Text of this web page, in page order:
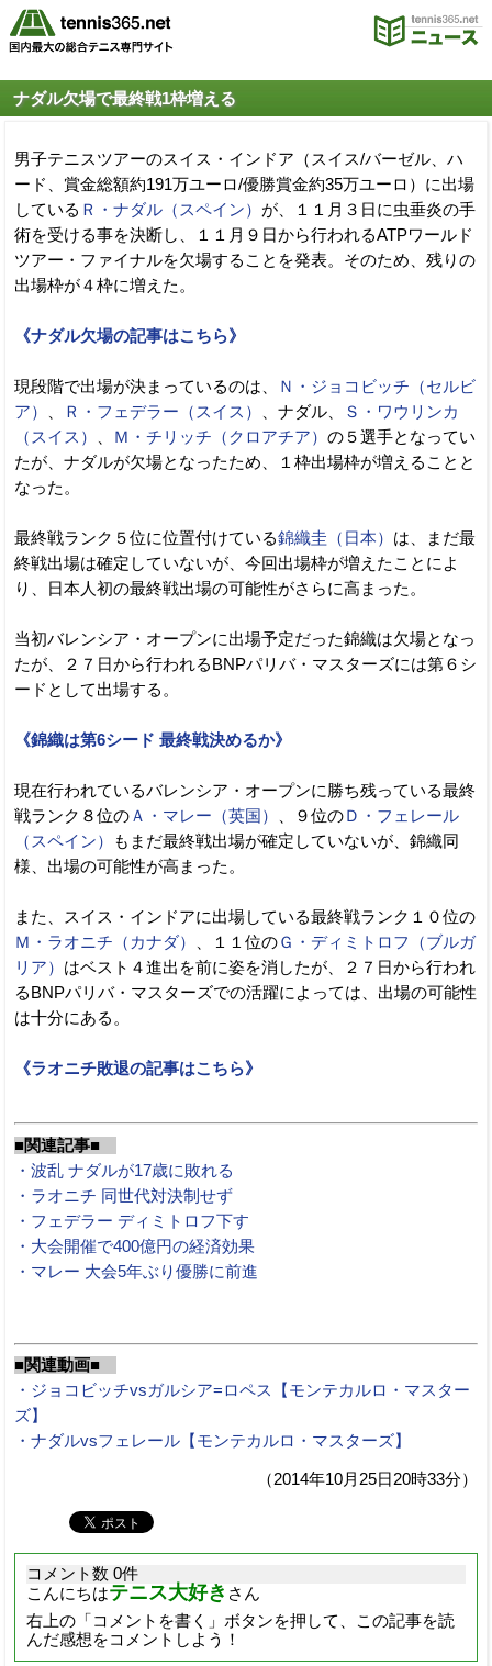
ナダル欠場で最終戦1枠増える
男子テニスツアーのスイス・インドア（スイス/バーゼル、ハ
ード、賞金総額約191万ユーロ/優勝賞金約35万ユーロ）に出場
している Ｒ・ナダル（スペイン） が、１１月３日に虫垂炎の手
術を受ける事を決断し、１１月９日から行われるATPワールド
ツアー・ファイナルを欠場することを発表。そのため、残りの
出場枠が４枠に増えた。
《ナダル欠場の記事はこちら》
現段階で出場が決まっているのは、
Ｎ・ジョコビッチ（セルビ
ア）
Ｒ・フェデラー（スイス） 、ナダル、
Ｓ・ワウリンカ
（スイス）
Ｍ・チリッチ（クロアチア） の５選手となってい
たが、ナダルが欠場となったため、１枠出場枠が増えることと
なった。
最終戦ランク５位に位置付けている錦織圭（日本） は、まだ最
終戦出場は確定していないが、今回出場枠が増えたことによ
り、日本人初の最終戦出場の可能性がさらに高まった。
当初バレンシア・オープンに出場予定だった錦織は欠場となっ
たが、２７日から行われるBNPパリバ・マスターズには第６シ
ードとして出場する。
《錦織は第6シード 最終戦決めるか》
現在行われているバレンシア・オープンに勝ち残っている最終
戦ランク８位のＡ・マレー（英国） 、９位のＤ・フェレール
（スペイン）
もまだ最終戦出場が確定していないが、錦織同
様、出場の可能性が高まった。
また、スイス・インドアに出場している最終戦ランク１０位の
Ｍ・ラオニチ（カナダ）
、１１位のＧ・ディミトロフ（ブルガ
リア） はベスト４進出を前に姿を消したが、２７日から行われ
るBNPパリバ・マスターズでの活躍によっては、出場の可能性
は十分にある。
《ラオニチ敗退の記事はこちら》
■関連記事■
・波乱 ナダルが17歳に敗れる
・ラオニチ 同世代対決制せず
・フェデラー ディミトロフ下す
・大会開催で400億円の経済効果
・マレー 大会5年ぶり優勝に前進
■関連動画■
・ジョコビッチvsガルシア=ロペス【モンテカルロ・マスター
ズ】
・ナダルvsフェレール【モンテカルロ・マスターズ】
（2014年10月25日20時33分）
コメント数 0件
こんにちはテニス大好き さん
右上の「コメントを書く」ボタンを押して、この記事を読
んだ感想をコメントしよう！